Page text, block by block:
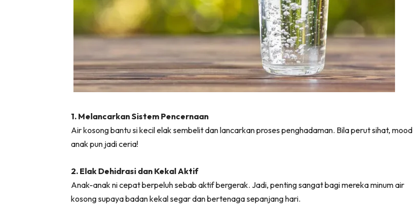
1. Melancarkan Sistem Pencernaan
Air kosong bantu si kecil elak sembelit dan lancarkan proses penghadaman. Bila perut sihat, mood
anak pun jadi ceria!
2️. Elak Dehidrasi dan Kekal Aktif
Anak-anak ni cepat berpeluh sebab aktif bergerak. Jadi, penting sangat bagi mereka minum air
kosong supaya badan kekal segar dan bertenaga sepanjang hari.